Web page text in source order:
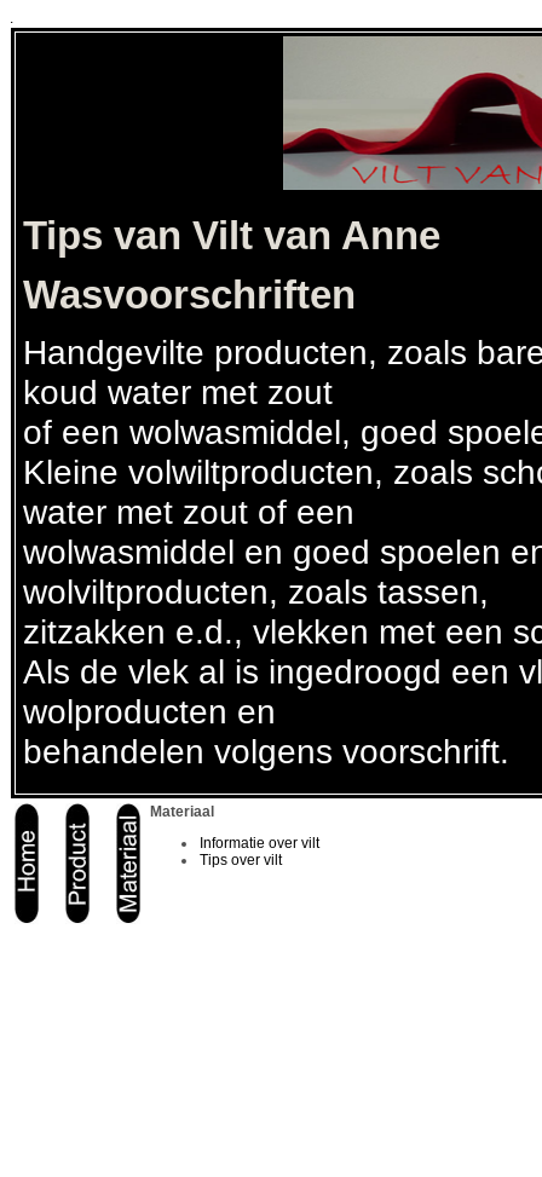
.
Tips van Vilt van Anne
Wasvoorschriften
Handgevilte producten, zoals
koud water met zout
of een wolwasmiddel, goed
Kleine volwiltproducten, zoals
water met zout of een
wolwasmiddel en goed spoelen
wolviltproducten, zoals tassen,
zitzakken e.d., vlekken met een
Als de vlek al is ingedroogd een
wolproducten en
behandelen volgens voorschrift.
Materiaal
Informatie over vilt
Tips over vilt